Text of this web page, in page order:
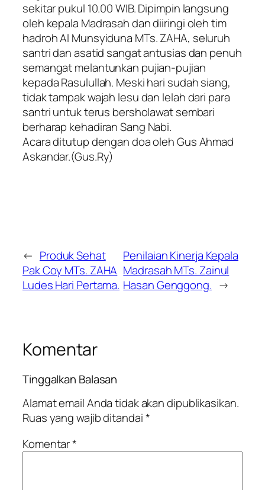
sekitar pukul 10.00 WIB. Dipimpin langsung
oleh kepala Madrasah dan diiringi oleh tim
hadroh Al Munsyiduna MTs. ZAHA, seluruh
santri dan asatid sangat antusias dan penuh
semangat melantunkan pujian-pujian
kepada Rasulullah. Meski hari sudah siang,
tidak tampak wajah lesu dan lelah dari para
santri untuk terus bersholawat sembari
berharap kehadiran Sang Nabi.
Acara ditutup dengan doa oleh Gus Ahmad
Askandar.(Gus.Ry)
← Produk Sehat
Pak Coy MTs. ZAHA
Ludes Hari Pertama.
Penilaian Kinerja Kepala
Madrasah MTs. Zainul
Hasan Genggong. →
Komentar
Tinggalkan Balasan
Alamat email Anda tidak akan dipublikasikan.
Ruas yang wajib ditandai*
Komentar*